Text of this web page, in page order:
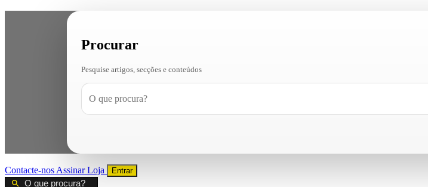
Procurar
Pesquise artigos, secções e conteúdos
Contacte-nos AssinarLoja Entrar